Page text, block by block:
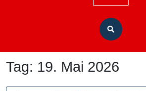
Tag: 19. Mai 2026